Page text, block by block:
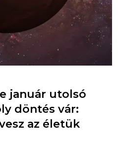
január utolsó
döntés vár:
az életük